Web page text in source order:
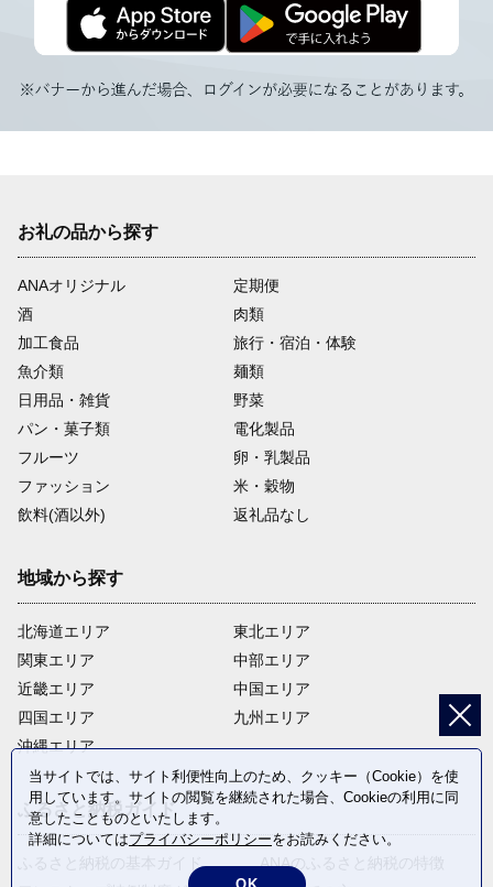
お礼の品から探す
ANAオリジナル
定期便
酒
肉類
加工食品
旅行・宿泊・体験
魚介類
麺類
日用品・雑貨
野菜
パン・菓子類
電化製品
フルーツ
卵・乳製品
ファッション
米・穀物
飲料(酒以外)
返礼品なし
地域から探す
北海道エリア
関東エリア
近畿エリア
四国エリア
沖縄エリア
東北エリア
中部エリア
中国エリア
九州エリア
ふるさと納税ガイド
ふるさと納税の基本ガイド
ANAのふるさと納税の特徴
当サイトでは、サイト利便性向上のため、クッキー（Cookie）を使
用しています。サイトの閲覧を継続された場合、Cookieの利用に同
意したことものといたします。
詳細についてはプライバシーポリシーをお読みください。